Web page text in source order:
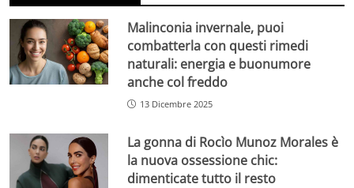
Malinconia invernale, puoi
combatterla con questi rimedi
naturali: energia e buonumore
anche col freddo
13 Dicembre 2025
La gonna di Rocìo Munoz Morales è
la nuova ossessione chic:
dimenticate tutto il resto